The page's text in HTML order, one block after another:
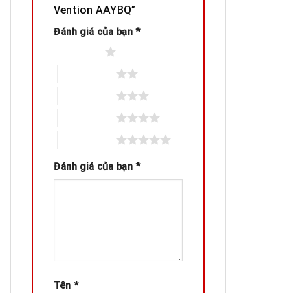
Vention AAYBQ”
Đánh giá của bạn *
Đánh giá của bạn *
Tên *